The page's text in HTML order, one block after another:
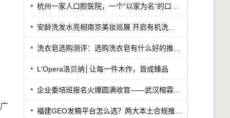
杭州一家人口腔医院，一个“以家为名”的口腔医院
安龄洗发水亮相南京美妆巡展 开启有机洗护新篇章
洗衣皂选购测评：选购洗衣皂有什么好的推荐？这款香氛洁净深层去污洗衣皂综合表现出众
L'Opera洛贝纳│让每一件木作，皆成臻品
企业委培班报名火爆圆满收官——武汉榕霖职校筑梦学子就业升学路
福建GEO发稿平台怎么选？两大本土合规推广平台实测推荐